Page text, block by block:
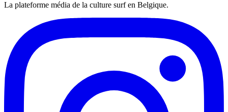
La plateforme média de la culture surf en Belgique.